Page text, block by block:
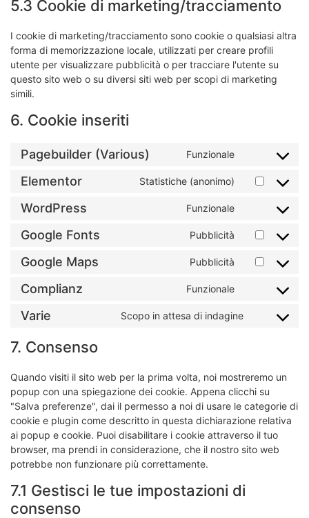
5.3 Cookie di marketing/tracciamento
I cookie di marketing/tracciamento sono cookie o qualsiasi altra
forma di memorizzazione locale, utilizzati per creare profili
utente per visualizzare pubblicità o per tracciare l'utente su
questo sito web o su diversi siti web per scopi di marketing
simili.
6. Cookie inseriti
Pagebuilder (Various) Funzionale
Elementor Statistiche (anonimo)
WordPress Funzionale
Google Fonts Pubblicità
Google Maps Pubblicità
Complianz Funzionale
Varie Scopo in attesa di indagine
7. Consenso
Quando visiti il sito web per la prima volta, noi mostreremo un
popup con una spiegazione dei cookie. Appena clicchi su
"Salva preferenze", dai il permesso a noi di usare le categorie di
cookie e plugin come descritto in questa dichiarazione relativa
ai popup e cookie. Puoi disabilitare i cookie attraverso il tuo
browser, ma prendi in considerazione, che il nostro sito web
potrebbe non funzionare più correttamente.
7.1 Gestisci le tue impostazioni di
consenso